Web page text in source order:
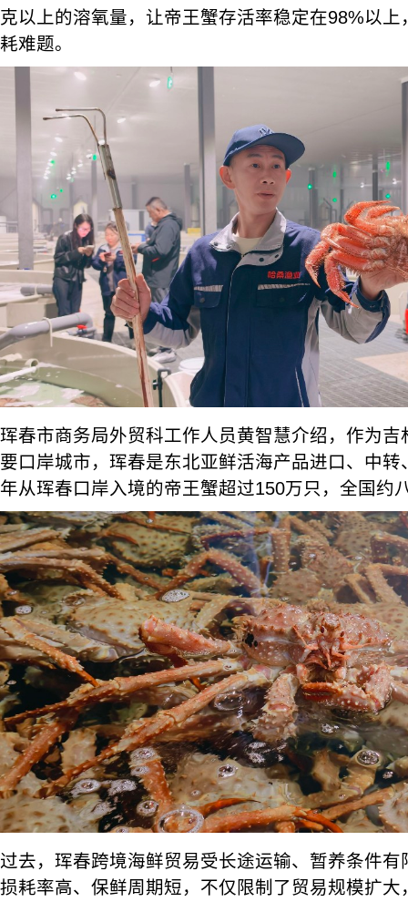
克以上的溶氧量，让帝王蟹存活率稳定在98%以
耗难题。
珲春市商务局外贸科工作人员黄智慧介绍，作为
要口岸城市，珲春是东北亚鲜活海产品进口、中
年从珲春口岸入境的帝王蟹超过150万只，全国约
过去，珲春跨境海鲜贸易受长途运输、暂养条件
损耗率高、保鲜周期短，不仅限制了贸易规模扩